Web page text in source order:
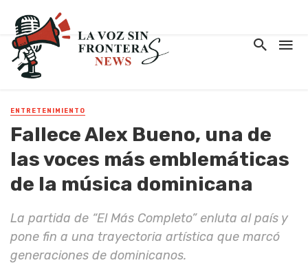
ENTRETENIMIENTO
Fallece Alex Bueno, una de
las voces más emblemáticas
de la música dominicana
La partida de “El Más Completo” enluta al país y
pone fin a una trayectoria artística que marcó
generaciones de dominicanos.